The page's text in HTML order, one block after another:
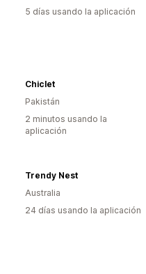
5 días usando la aplicación
Chiclet
Pakistán
2 minutos usando la
aplicación
Trendy Nest
Australia
24 días usando la aplicación